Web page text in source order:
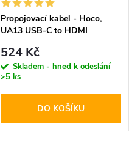
Propojovací kabel - Hoco,
UA13 USB-C to HDMI
524 Kč
Skladem - hned k odeslání
>5 ks
DO KOŠÍKU